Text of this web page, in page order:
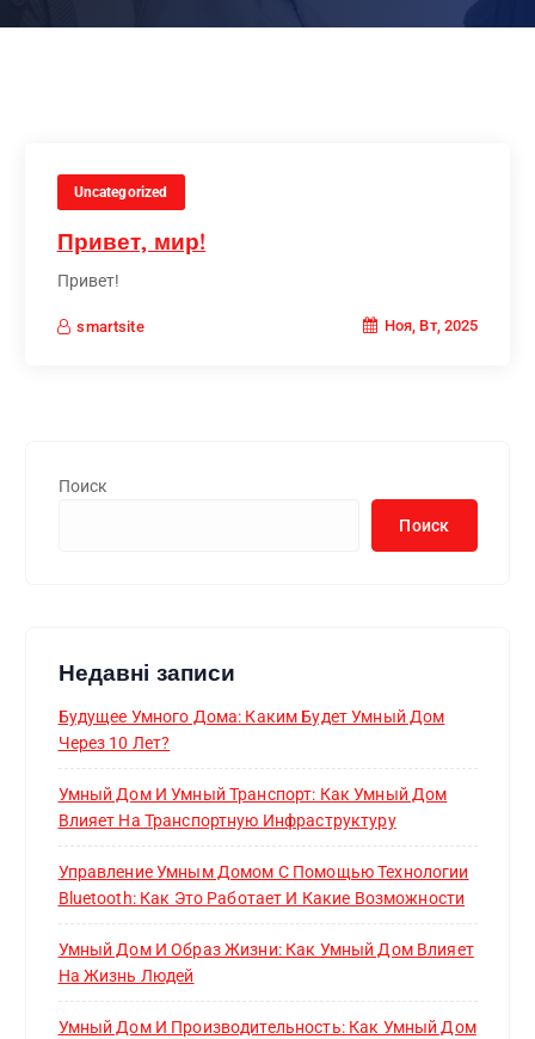
Uncategorized
Привет, мир!
Привет!
smartsite Ноя, Вт, 2025
Поиск
Поиск
Недавні записи
Будущее Умного Дома: Каким Будет Умный Дом
Через 10 Лет?
Умный Дом И Умный Транспорт: Как Умный Дом
Влияет На Транспортную Инфраструктуру
Управление Умным Домом С Помощью Технологии
Bluetooth: Как Это Работает И Какие Возможности
Умный Дом И Образ Жизни: Как Умный Дом Влияет
На Жизнь Людей
Умный Дом И Производительность: Как Умный Дом